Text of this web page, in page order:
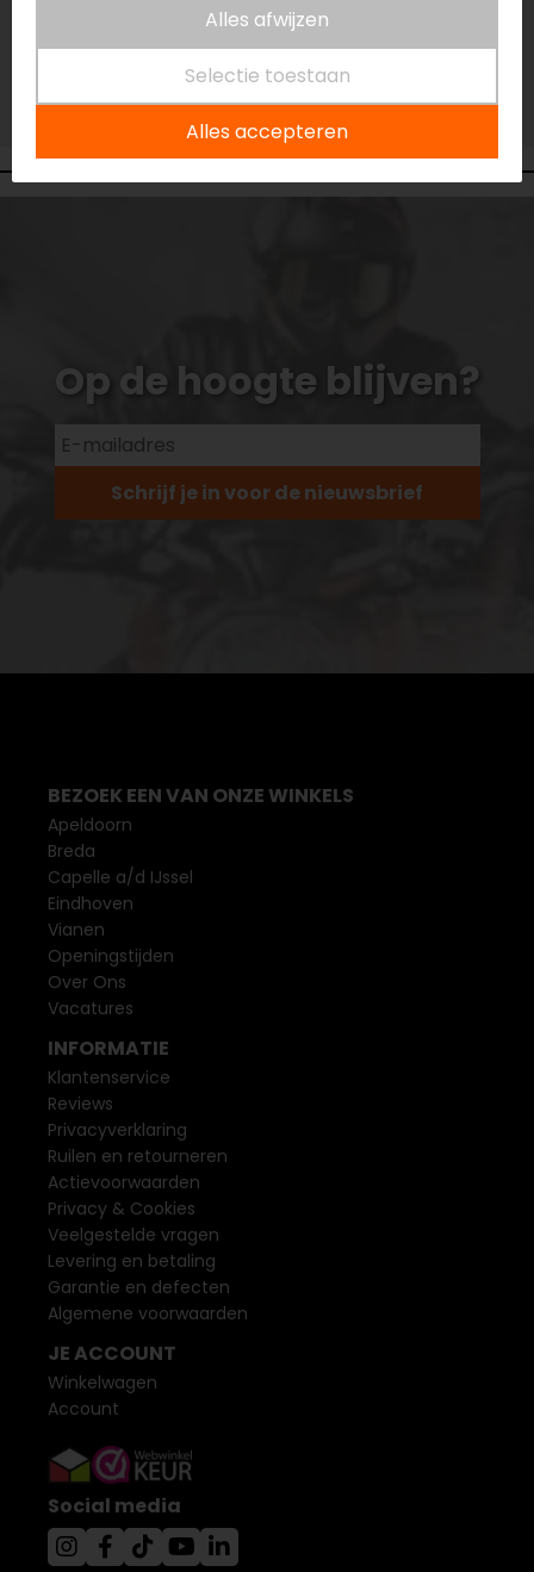
Vestiging Eindhoven
Niet op voorraad
Op de hoogte blijven?
Schrijf je in voor de nieuwsbrief
Alles afwijzen
Selectie toestaan
Alles accepteren
BEZOEK EEN VAN ONZE WINKELS
Apeldoorn
Breda
Capelle a/d IJssel
Eindhoven
Vianen
Openingstijden
Over Ons
Vacatures
INFORMATIE
Klantenservice
Reviews
Privacyverklaring
Ruilen en retourneren
Actievoorwaarden
Privacy & Cookies
Veelgestelde vragen
Levering en betaling
Garantie en defecten
Algemene voorwaarden
JE ACCOUNT
Winkelwagen
Account
Social media